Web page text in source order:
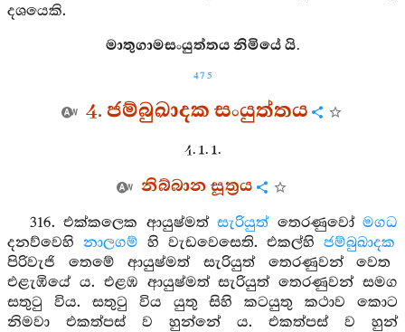
දශයෙකි.
මාතුගාමසංයුත්තය නිමියේ යි.
475
4. ජම්බුඛාදක සංයුත්තය
4. 1. 1.
නිබ්බාන සූත්‍රය
316. එක්කලෙක ආයුෂ්මත්සැරියුත්තෙරණුවෝමගධ
දනව්වෙහි නාලගම් හි වැඩවෙසෙති. එකල්හි ජම්බුඛාදක
පිරිවැජි තෙමේ ආයුෂ්මත් සැරියුත් තෙරණුවන් වෙත
එළැඹියේ ය. එළඹ ආයුෂ්මත් සැරියුත් තෙරණුවන් සමග
සතුටු විය. සතුටු විය යුතු සිහි කටයුතු කථාව කොට
නිමවා එකත්පස් ව හුන්නේ ය. එකත්පස් ව හුන්